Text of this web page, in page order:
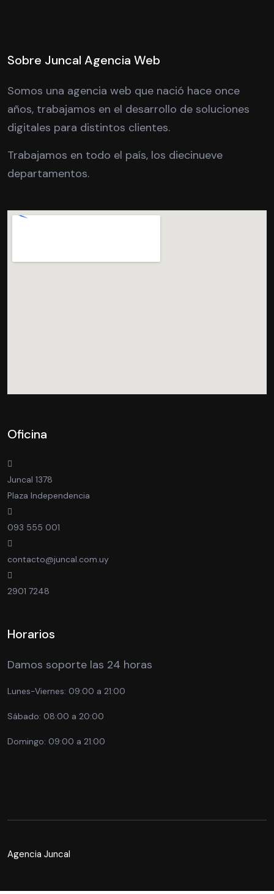
Sobre Juncal Agencia Web
Somos una agencia web que nació hace once
años, trabajamos en el desarrollo de soluciones
digitales para distintos clientes.
Trabajamos en todo el país, los diecinueve
departamentos.
Oficina
Juncal 1378
Plaza Independencia
093 555 001
contacto@juncal.com.uy
2901 7248
Horarios
Damos soporte las 24 horas
Lunes-Viernes: 09:00 a 21:00
Sábado: 08:00 a 20:00
Domingo: 09:00 a 21:00
Agencia Juncal